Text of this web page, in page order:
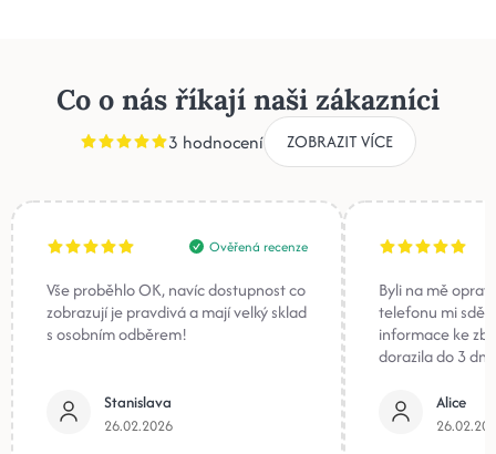
Co o nás říkají naši zákazníci
3 hodnocení ZOBRAZIT VÍCE
Ověřená recenze
Vše proběhlo OK, navíc dostupnost co
zobrazují je pravdivá a mají velký sklad
s osobním odběrem!
Stanislava
26.02.2026
Byli na mě
telefonu mi
informace ke
dorazila do 3
Alice